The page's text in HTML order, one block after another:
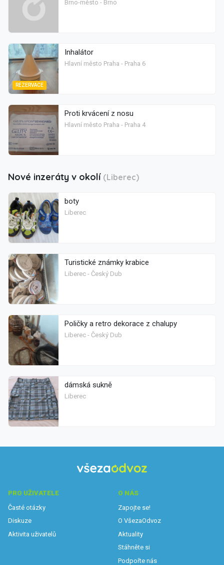
Brno-město - Brno
REZERVACE
Inhalátor
Hlavní město Praha - Praha 6
Proti krvácení z nosu
Hlavní město Praha - Praha 4
Nové inzeráty v okolí (Liberec)
boty
Liberec
Turistické známky krabice
Liberec - Český Dub
Poličky a retro dekorace z chalupy
Liberec - Český Dub
dámská sukně
Liberec
PRO UŽIVATELE
Časté otázky
Diskuze
Aktivita uživatelů
O NÁS
Zapojte se!
O VšezaOdvoz
Aktuality
Stáhněte si
Podpořte nás